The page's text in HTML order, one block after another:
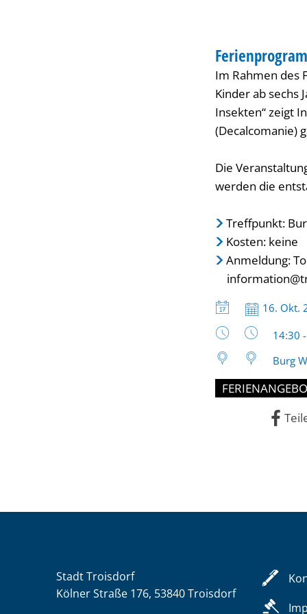
KATEGORIE:
Im Rahmen des
Kinder ab sechs
Insekten“ zeigt
(Decalcomanie)
Die
werden die
Treffpunkt:
Kosten: keine
Anmeldung:
Datum:
16. Okt.
Uhrzeit:
14:30
Burg
Stadt Troisdorf
Kölner Straße 176, 53840 Troisdorf